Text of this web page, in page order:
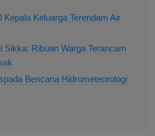
Kepala Keluarga Terendam Air
Sikka: Ribuan Warga Terancam
Bencana Hidrometeorologi